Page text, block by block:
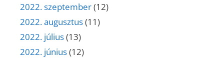
2022. szeptember(12)
2022. augusztus(11)
2022. július(13)
2022. június(12)